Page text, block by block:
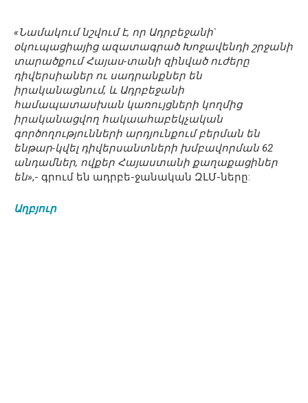
«Նամակում նշվում է, որ Ադրբեջանի`
օկուպացիայից ազատագրած Խոջավենդի շրջանի
տարածքում Հայաս-տանի զինված ուժերը
դիվերսիաներ ու սադրանքներ են
իրականացնում, և Ադրբեջանի
համապատասխան կառույցների կողմից
իրականացվող հակաահաբեկչական
գործողությունների արդյունքում բերման են
ենթար-կվել դիվերսանտների խմբավորման 62
անդամներ, ովքեր Հայաստանի քաղաքացիներ
են»,- գրում են ադրբե-ջանական ԶԼՄ-ները:
Աղբյուր